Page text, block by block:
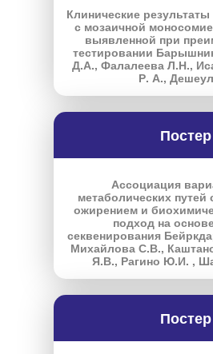
Клинические
с мозаичной
выявленной при
тестировании
Д.А., Фалалеева Л.Н.,
Р. А.,
Постер
Ассоциация
метаболических
ожирением и
подход на
секвенирования
Михайлова С.В.,
Я.В., Рагино Ю.И. ,